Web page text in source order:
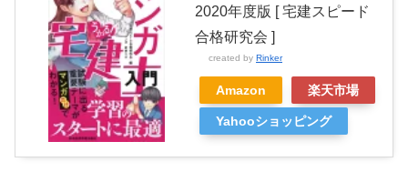
2020年度版 [ 宅建スピード
合格研究会 ]
created by Rinker
Amazon 楽天市場
Yahooショッピング